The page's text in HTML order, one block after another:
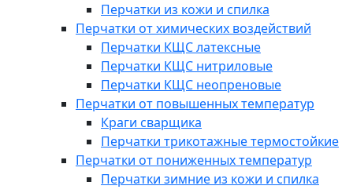
Перчатки из кожи и спилка
Перчатки от химических воздействий
Перчатки КЩС латексные
Перчатки КЩС нитриловые
Перчатки КЩС неопреновые
Перчатки от повышенных температур
Краги сварщика
Перчатки трикотажные термостойкие
Перчатки от пониженных температур
Перчатки зимние из кожи и спилка